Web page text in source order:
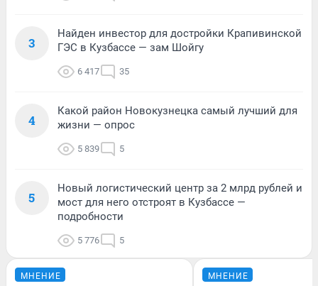
3
Найден инвестор для достройки Крапивинской
ГЭС в Кузбассе — зам Шойгу
6 417 35
4
Какой район Новокузнецка самый лучший для
жизни — опрос
5 839 5
5
Новый логистический центр за 2 млрд рублей и
мост для него отстроят в Кузбассе —
подробности
5 776 5
МНЕНИЕ МНЕНИЕ